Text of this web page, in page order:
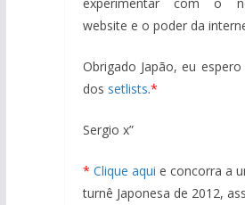
website e o poder da
Obrigado Japão, eu
dos setlists.*
Sergio x”
* Clique aqui e concorra a
turnê Japonesa de 2012,